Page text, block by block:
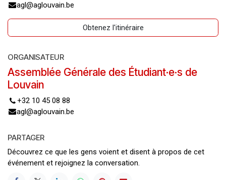
agl@aglouvain.be
Obtenez l'itinéraire
ORGANISATEUR
Assemblée Générale des Étudiant·e·s de
Louvain
+32 10 45 08 88
agl@aglouvain.be
PARTAGER
Découvrez ce que les gens voient et disent à propos de cet
événement et rejoignez la conversation.